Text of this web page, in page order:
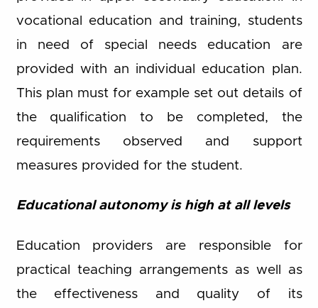
vocational education and training, students
in need of special needs education are
provided with an individual education plan.
This plan must for example set out details of
the qualification to be completed, the
requirements observed and support
measures provided for the student.
Educational autonomy is high at all levels
Education providers are responsible for
practical teaching arrangements as well as
the effectiveness and quality of its